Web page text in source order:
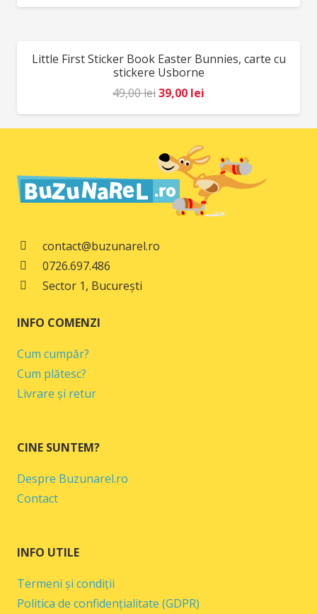
inițial
98,00 lei.
curent
REDUCERI!
Little First Sticker Book Easter Bunnies, carte cu
stickere Usborne
49,00leiPrețul
inițial
a
fost:
49,00 lei.
39,00 lei
curent
este:
39,00 lei.
contact@buzunarel.ro
0726.697.486
Sector 1, București
INFO COMENZI
Cum cumpăr?
Cum plătesc?
Livrare și retur
CINE SUNTEM?
Despre Buzunarel.ro
Contact
INFO UTILE
Termeni și condiții
Politica de confidențialitate (GDPR)